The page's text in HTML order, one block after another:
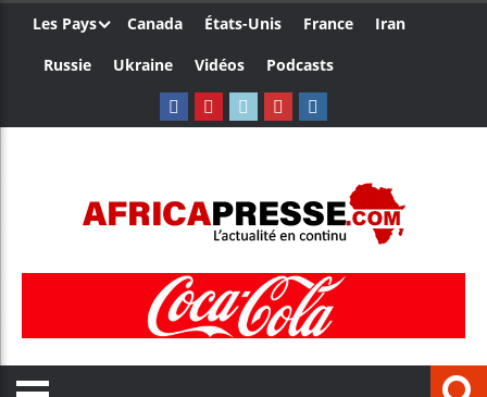
Les Pays Canada États-Unis France
Iran
Russie
Ukraine Vidéos Podcasts